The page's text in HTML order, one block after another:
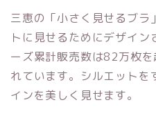
三恵の「小さく見せるブラ
トに見せるためにデザイン
ーズ累計販売数は82万枚
れています。シルエットを
インを美しく見せます。